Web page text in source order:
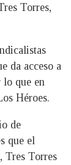
Torres,
da acceso a
que en
Héroes.
de
que el
Tres Torres